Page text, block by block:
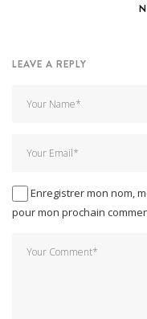
LEAVE A REPLY
Enregistrer mon nom,
pour mon prochain